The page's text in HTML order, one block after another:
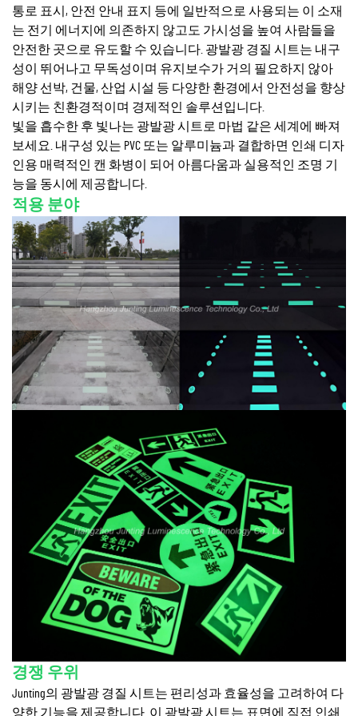
통로 표시, 안전 안내 표지 등에 일반적으로 사용되는 이 소재
는 전기 에너지에 의존하지 않고도 가시성을 높여 사람들을
안전한 곳으로 유도할 수 있습니다. 광발광 경질 시트는 내구
성이 뛰어나고 무독성이며 유지보수가 거의 필요하지 않아
해양 선박, 건물, 산업 시설 등 다양한 환경에서 안전성을 향상
시키는 친환경적이며 경제적인 솔루션입니다.
빛을 흡수한 후 빛나는 광발광 시트로 마법 같은 세계에 빠져
보세요. 내구성 있는 PVC 또는 알루미늄과 결합하면 인쇄 디자
인용 매력적인 캔 화병이 되어 아름다움과 실용적인 조명 기
능을 동시에 제공합니다.
적용 분야
경쟁 우위
Junting의 광발광 경질 시트는 편리성과 효율성을 고려하여 다
양한 기능을 제공합니다. 이 광발광 시트는 표면에 직접 인쇄